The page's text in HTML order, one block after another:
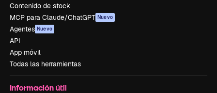
Contenido de stock
MCP para Claude/ChatGPT Nuevo
Agentes Nuevo
API
App móvil
Todas las herramientas
Información útil